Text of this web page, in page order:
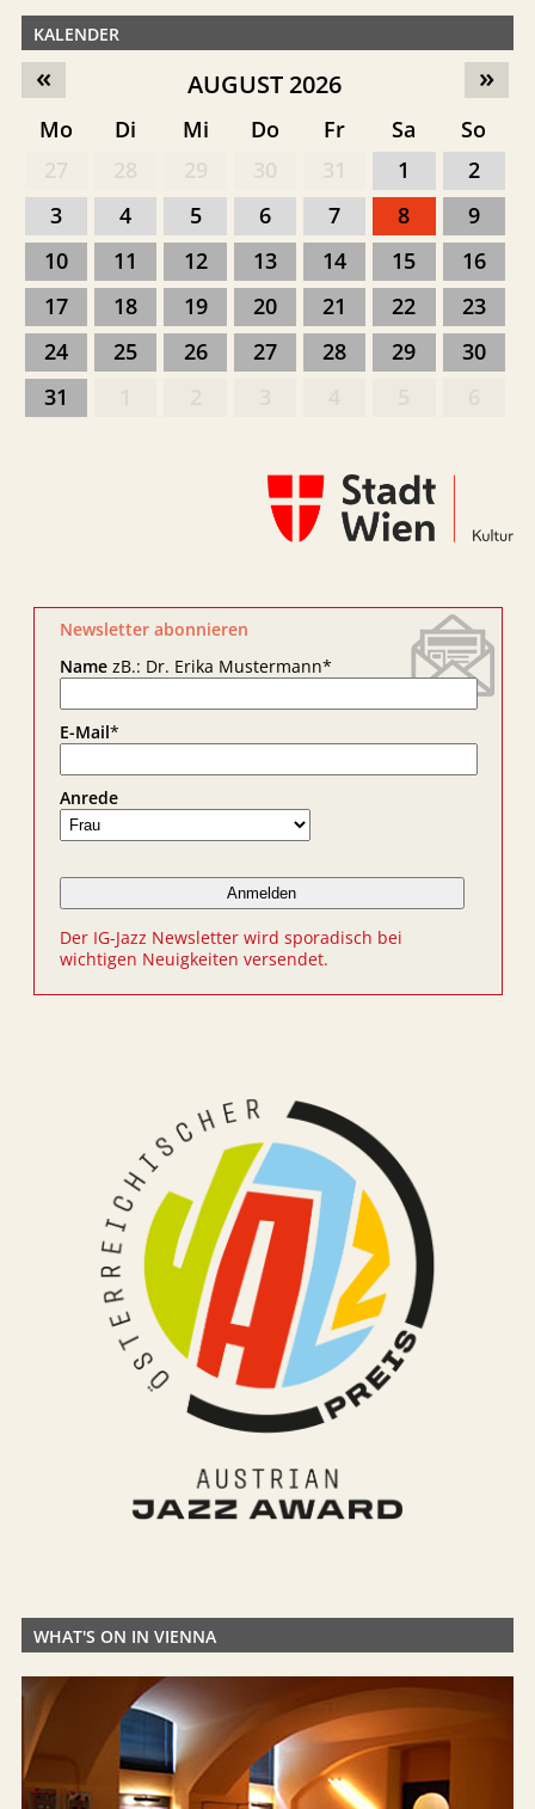
KALENDER
»
« AUGUST 2026
Mo Di Mi Do Fr Sa
So
1
2
3
4 5 6 7 8
9
10
11 12 13 14 15
16
17
18 19 20 21 22
23
24
25 26 27 28 29
30
31
Newsletter abonnieren
NamezB.: Dr. Erika Mustermann*
E-Mail*
Anrede
Der IG-Jazz Newsletter wird sporadisch bei
wichtigen Neuigkeiten versendet.
WHAT'S ON IN VIENNA